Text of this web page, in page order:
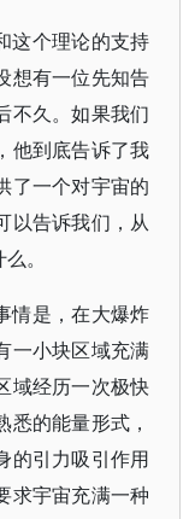
这个理论的支持
想有一位先知告
不久。如果我们
他到底告诉了我
了一个对宇宙的
以告诉我们，从
。
情是，在大爆炸
一小块区域充满
域经历一次极快
的能量形式，
的引力吸引作用
求宇宙充满一种